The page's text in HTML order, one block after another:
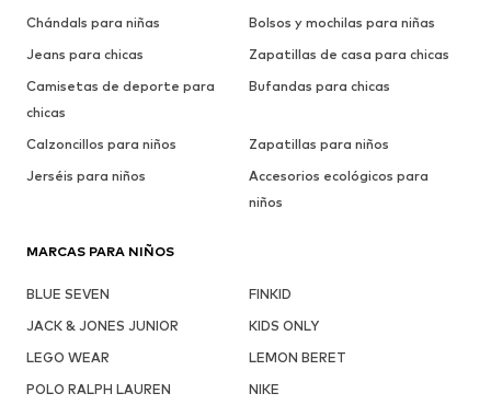
Chándals para niñas
Bolsos y mochilas para niñas
Jeans para chicas
Zapatillas de casa para chicas
Camisetas de deporte para
chicas
Bufandas para chicas
Calzoncillos para niños
Zapatillas para niños
Jerséis para niños
Accesorios ecológicos para
niños
MARCAS PARA NIÑOS
BLUE SEVEN
FINKID
JACK & JONES JUNIOR
KIDS ONLY
LEGO WEAR
LEMON BERET
POLO RALPH LAUREN
NIKE